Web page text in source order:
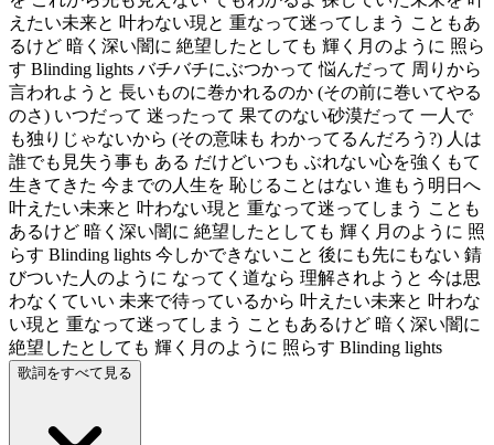
えたい未来と 叶わない現と 重なって迷ってしまう こともあ
るけど 暗く深い闇に 絶望したとしても 輝く月のように 照ら
す Blinding lights バチバチにぶつかって 悩んだって 周りから
言われようと 長いものに巻かれるのか (その前に巻いてやる
のさ) いつだって 迷ったって 果てのない砂漠だって 一人で
も独りじゃないから (その意味も わかってるんだろう?) 人は
誰でも見失う事も ある だけどいつも ぶれない心を強くもて
生きてきた 今までの人生を 恥じることはない 進もう明日へ
叶えたい未来と 叶わない現と 重なって迷ってしまう ことも
あるけど 暗く深い闇に 絶望したとしても 輝く月のように 照
らす Blinding lights 今しかできないこと 後にも先にもない 錆
びついた人のように なってく道なら 理解されようと 今は思
わなくていい 未来で待っているから 叶えたい未来と 叶わな
い現と 重なって迷ってしまう こともあるけど 暗く深い闇に
絶望したとしても 輝く月のように 照らす Blinding lights
歌詞をすべて見る